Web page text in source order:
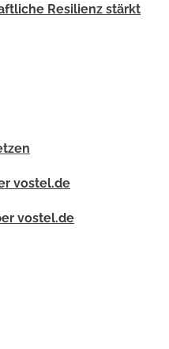
Resilienz stärkt
vostel.de
vostel.de